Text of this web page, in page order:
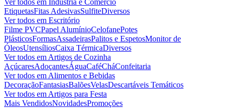
EtiquetasFitas AdesivasSulfiteDiversos
Ver todos em Escritório
Filme PVCPapel AlumínioCelofanePotes
PlásticosFormasAssadeirasPalitos e EspetosMonitor de
ÓleosUtensíliosCaixa TérmicaDiversos
Ver todos em Artigos de Cozinha
AçúcaresAdoçantesÁguaCaféCháConfeitaria
Ver todos em Alimentos e Bebidas
DecoraçãoFantasiasBalõesVelasDescartáveis Temáticos
Ver todos em Artigos para Festa
Mais VendidosNovidadesPromoções